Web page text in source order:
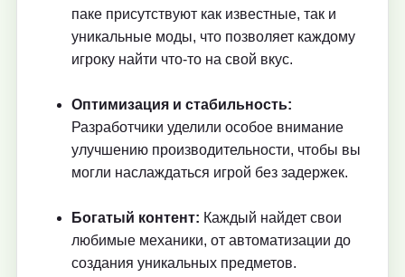
паке присутствуют как известные, так и
уникальные моды, что позволяет каждому
игроку найти что-то на свой вкус.
Оптимизация и стабильность:
Разработчики уделили особое внимание
улучшению производительности, чтобы вы
могли наслаждаться игрой без задержек.
Богатый контент: Каждый найдет свои
любимые механики, от автоматизации до
создания уникальных предметов.